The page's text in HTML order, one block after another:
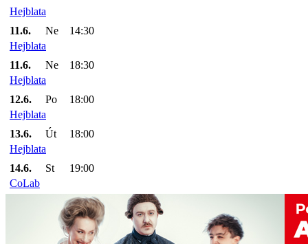
Hejblata
11.6.
Ne
14:30
Hejblata
11.6.
Ne
18:30
Hejblata
12.6.
Po
18:00
Hejblata
13.6.
Út
18:00
Hejblata
14.6.
St
19:00
CoLab